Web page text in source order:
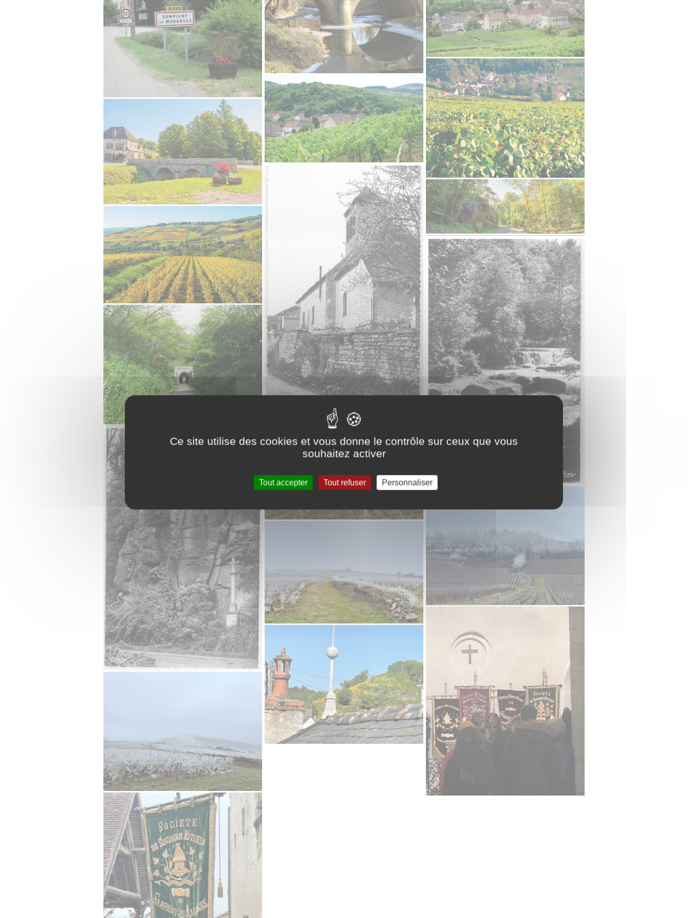
Ce site utilise des cookies et vous donne le contrôle sur ceux que vous
souhaitez activer
Tout accepter Tout refuser Personnaliser